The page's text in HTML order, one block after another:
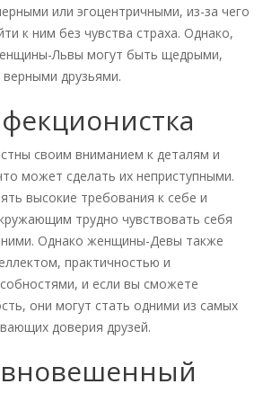
или эгоцентричными, из-за чего
к ним без чувства страха. Однако,
Львы могут быть щедрыми,
друзьями.
своим вниманием к деталям и
может сделать их неприступными.
высокие требования к себе и
трудно чувствовать себя
Однако женщины-Девы также
практичностью и
и если вы сможете
они могут стать одними из самых
доверия друзей.